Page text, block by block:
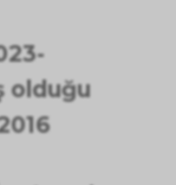
olduğu